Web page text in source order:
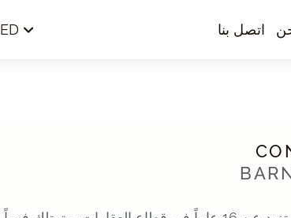
اتصل بنا